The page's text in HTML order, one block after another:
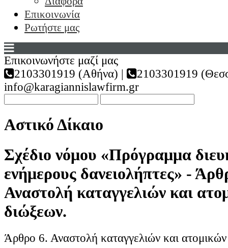
Επικοινωνία
Ρωτήστε μας
Επικοινωνήστε μαζί μας
2103301919 (Αθήνα) |
2103301919
info@karagiannislawfirm.gr
Αστικό Δίκαιο
Σχέδιο νόμου «Πρόγραμμα
ενήμερους δανειολήπτες» -
Αναστολή καταγγελιών και
διώξεων.
Άρθρο 6. Αναστολή καταγγελιών και